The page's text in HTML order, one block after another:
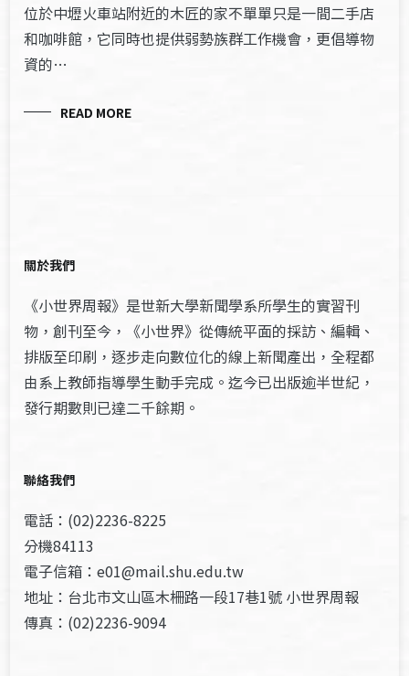
位於中壢火車站附近的木匠的家不單單只是一間二手店
和咖啡館，它同時也提供弱勢族群工作機會，更倡導物
資的…
READ MORE
關於我們
《小世界周報》是世新大學新聞學系所學生的實習刊
物，創刊至今，《小世界》從傳統平面的採訪、編輯、
排版至印刷，逐步走向數位化的線上新聞產出，全程都
由系上教師指導學生動手完成。迄今已出版逾半世紀，
發行期數則已達二千餘期。
聯絡我們
電話：(02)2236-8225
分機84113
電子信箱：e01@mail.shu.edu.tw
地址：台北市文山區木柵路一段17巷1號 小世界周報
傳真：(02)2236-9094